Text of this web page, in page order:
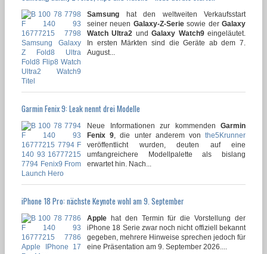
Samsung hat den weltweiten Verkaufsstart
seiner neuen Galaxy-Z-Seriesowie derGalaxy
Watch Ultra2 undGalaxy Watch9eingeläutet.
In ersten Märkten sind die Geräte ab dem 7.
August...
Garmin Fenix 9: Leak nennt drei Modelle
Neue Informationen zur kommenden Garmin
Fenix 9 , die unter anderem vonthe5Krunner
veröffentlicht wurden, deuten auf eine
umfangreichere Modellpalette als bislang
erwartet hin. Nach...
iPhone 18 Pro: nächste Keynote wohl am 9. September
Apple hat den Termin für die Vorstellung der
iPhone 18 Serie zwar noch nicht offiziell bekannt
gegeben, mehrere Hinweise sprechen jedoch für
eine Präsentation am 9. September 2026....